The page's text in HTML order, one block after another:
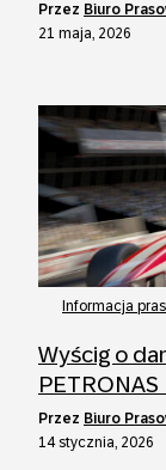
przez Biuro
21 maja, 2026
Informacja
Wyścig o
PETRONAS
przez Biuro
14 stycznia, 2026